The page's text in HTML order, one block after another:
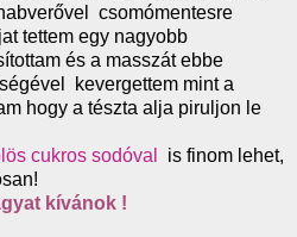
csomómentesre
tettem egy nagyobb
és a masszát ebbe
kevergettem mint a
hogy a tészta alja piruljon le
cukros sodóval
is finom lehet,
kívánok !